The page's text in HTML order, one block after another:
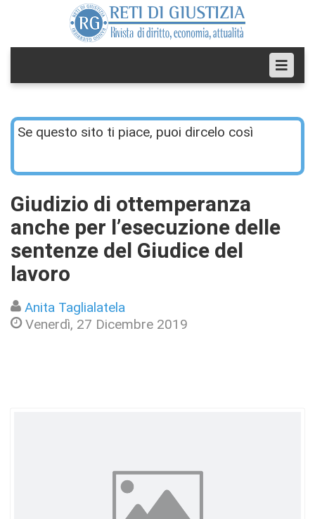
Se questo sito ti piace, puoi dircelo così
Giudizio di ottemperanza
anche per l’esecuzione delle
sentenze del Giudice del
lavoro
Anita Taglialatela
Venerdì, 27 Dicembre 2019